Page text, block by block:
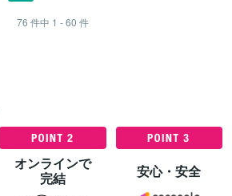
76 件中 1 - 60 件
オンラインで
完結
安心・安全